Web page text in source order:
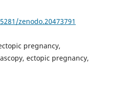
zenodo.20473791
pregnancy,
ectopic pregnancy,